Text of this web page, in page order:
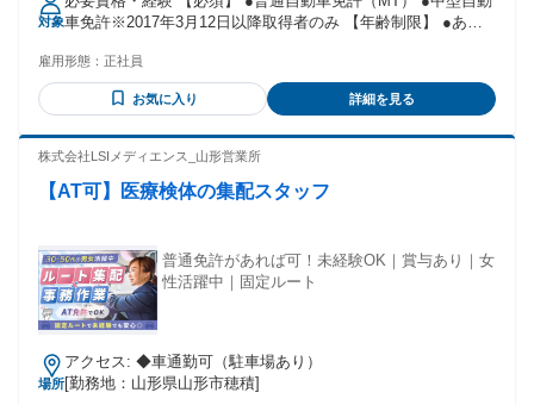
支給） （3,000円～10,000円） ・フォークリフト運転技能講
習 ・玉掛け技能講習 ・小型移動式クレーン運転技能講習 ・
大型自動車免許 ・中型自動車免許（2017年3月12日以降取得
取扱作業教育 ・チェーンソーによる伐木等特別教育 ・テール
ゲートリフター特別教育 ・その他会社が認めたもの ■交通費
支給（3,000円～10,000円） ■家族手当（5,000円）※1名につ
き（扶養家族に限る） ■残業手当 ■昇給あり：勤務状況や成果
を見て判断 ■賞与あり：決算賞与
対象車免許※2017年3月12日以降取得者のみ 【年齢制限】 ●あり
迎！】 〇大型自動車免許 〇フォークリフト免許 〇玉掛け技
能講習修了 〇小型移動式クレーン運転技能講習修了証 〇RRC
冷媒回収技術者 ◆未経験者歓迎！経験不問 ◆経験者歓迎／ブ
雇用形態： 正社員
お気に入り 詳細を見る
株式会社LSIメディエンス_山形営業所
【AT可】医療検体の集配スタッフ
普通免許があれば可！未経験OK｜賞与あり｜女
性活躍中｜固定ルート
場所
アクセス: ◆車通勤可（駐車場あり）
[勤務地：山形県山形市穂積]